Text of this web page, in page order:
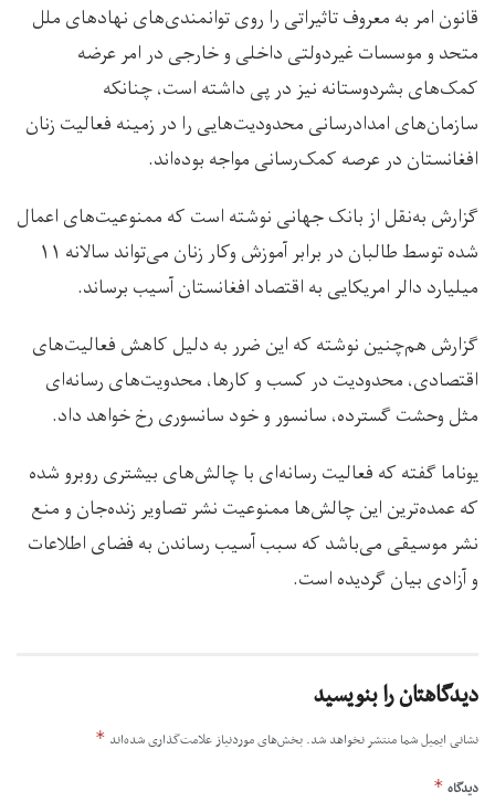
قانون امر به معروف تاثيراتى را روى توانمند‌ی‌هاى نهادهاى ملل
متحد و موسسات غيردولتى داخلی و خارجی در امر عرضه
كمک‌های بشردوستانه نيز در پی داشته است، چنانكه
سازمان‌هاى امدادرسانى محدوديت‌هایی را در زمينه فعاليت زنان
افغانستان در عرصه كمک‌رسانى مواجه بوده‌اند.
گزارش به‌نقل از بانک جهانی نوشته است كه ممنوعيت‌هاى اعمال
شده توسط طالبان در برابر آموزش وكار زنان می‌تواند سالانه ١۱
ميليارد دالر امریکایی به اقتصاد افغانستان آسيب برساند.
گزارش هم‌چنین نوشته که این ضرر به‌ دلیل كاهش فعاليت‌هاى
اقتصادى، محدوديت در کسب و كارها، محدویت‌های رسانه‌ای
مثل وحشت گسترده، سانسور و خود سانسورى رخ خواهد داد.
یوناما گفته که فعالیت رسانه‌ای با چالش‌هاى بيشترى روبرو شده
که عمده‌ترین این چالش‌ها ممنوعيت نشر تصاوير زنده‌جان و منع
نشر موسيقی می‌باشد كه سبب آسيب رساندن به فضاى اطلاعات
و آزادى بيان گرديده است.
دیدگاهتان را بنویسید
نشانی ایمیل شما منتشر نخواهد شد. بخش‌های موردنیاز علامت‌گذاری شده‌اند *
دیدگاه *